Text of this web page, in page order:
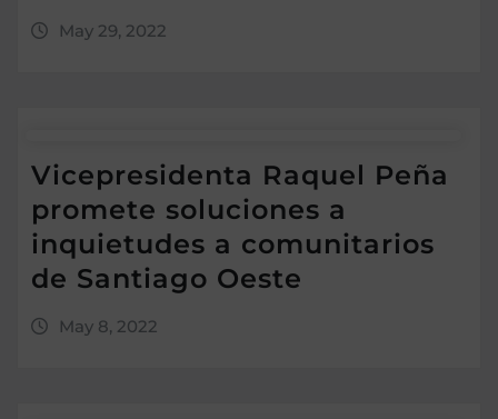
May 29, 2022
Vicepresidenta Raquel Peña
promete soluciones a
inquietudes a comunitarios
de Santiago Oeste
May 8, 2022